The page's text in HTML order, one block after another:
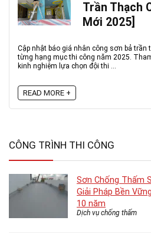
Trần Thạch
Mới 2025]
Cập nhật báo giá nhân công sơn bả trần
từng hạng mục thi công năm 2025.
kinh nghiệm lựa chọn đội thi ...
READ MORE +
CÔNG TRÌNH THI CÔNG
Sơn Chống Thấm
Giải Pháp Bền
10 năm
Dịch vụ chống thấm